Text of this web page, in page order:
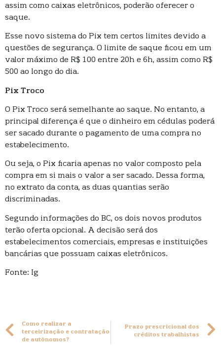
assim como caixas eletrônicos, poderão oferecer o
saque.
Esse novo sistema do Pix tem certos limites devido a
questões de segurança. O limite de saque ficou em um
valor máximo de R$ 100 entre 20h e 6h, assim como R$
500 ao longo do dia.
Pix Troco
O Pix Troco será semelhante ao saque. No entanto, a
principal diferença é que o dinheiro em cédulas poderá
ser sacado durante o pagamento de uma compra no
estabelecimento.
Ou seja, o Pix ficaria apenas no valor composto pela
compra em si mais o valor a ser sacado. Dessa forma,
no extrato da conta, as duas quantias serão
discriminadas.
Segundo informações do BC, os dois novos produtos
terão oferta opcional. A decisão será dos
estabelecimentos comerciais, empresas e instituições
bancárias que possuam caixas eletrônicos.
Fonte: Ig
Como realizar a
terceirização e contratação
de autônomos?
Prazo prescricional dos
créditos trabalhistas